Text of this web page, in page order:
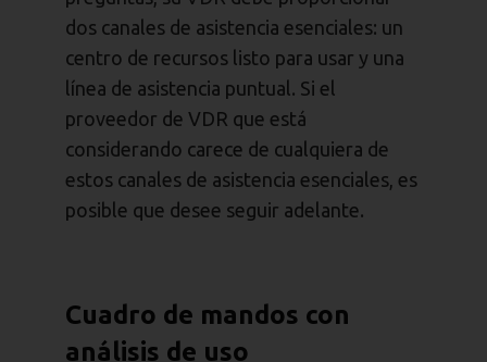
dos canales de asistencia esenciales: un
centro de recursos listo para usar y una
línea de asistencia puntual. Si el
proveedor de VDR que está
considerando carece de cualquiera de
estos canales de asistencia esenciales, es
posible que desee seguir adelante.
Cuadro de mandos con
análisis de uso